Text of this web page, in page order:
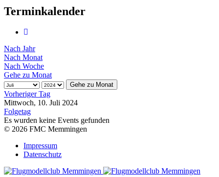
Terminkalender
Nach Jahr
Nach Monat
Nach Woche
Gehe zu Monat
Gehe zu Monat
Vorheriger Tag
Mittwoch, 10. Juli 2024
Folgetag
Es wurden keine Events gefunden
© 2026 FMC Memmingen
Impressum
Datenschutz